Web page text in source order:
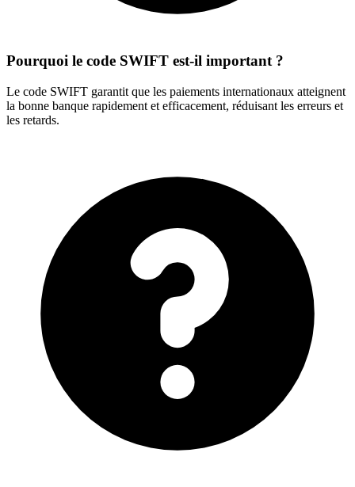
Pourquoi le code SWIFT est-il important ?
Le code SWIFT garantit que les paiements internationaux atteignent
la bonne banque rapidement et efficacement, réduisant les erreurs et
les retards.